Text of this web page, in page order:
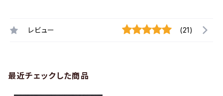
レビュー (21)
最近チェックした商品